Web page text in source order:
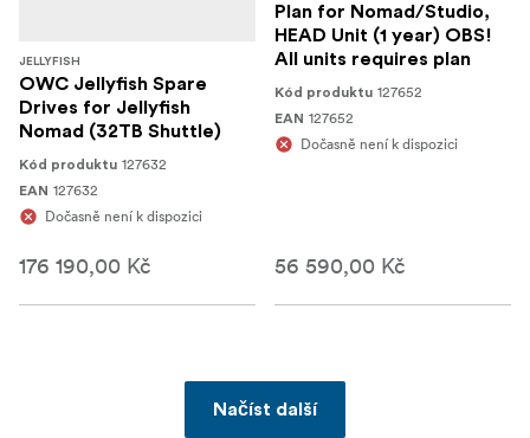
JELLYFISH
OWC Jellyfish Spare
Drives for Jellyfish
Nomad (32TB Shuttle)
Kód produktu 127632
EAN 127632
Dočasně není k dispozici
176 190,00 Kč
Plan for Nomad/Studio,
HEAD Unit (1 year) OBS!
All units requires plan
Kód produktu 127652
EAN 127652
Dočasně není k dispozici
56 590,00 Kč
Načíst další